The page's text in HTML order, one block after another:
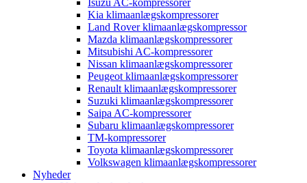
Isuzu AC-kompressorer
Kia klimaanlægskompressorer
Land Rover klimaanlægskompressor
Mazda klimaanlægskompressorer
Mitsubishi AC-kompressorer
Nissan klimaanlægskompressorer
Peugeot klimaanlægskompressorer
Renault klimaanlægskompressorer
Suzuki klimaanlægskompressorer
Saipa AC-kompressorer
Subaru klimaanlægskompressorer
TM-kompressorer
Toyota klimaanlægskompressorer
Volkswagen klimaanlægskompressorer
Nyheder